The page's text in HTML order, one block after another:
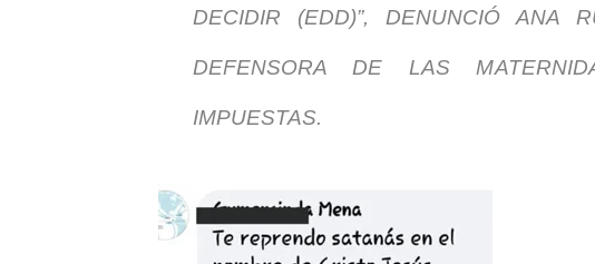
DECIDIR (EDD)”, DENUNCIÓ ANA
DEFENSORA DE LAS
IMPUESTAS.